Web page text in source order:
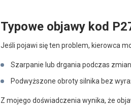
Typowe objawy kod
Jeśli pojawi się ten problem, kierowca
Szarpanie lub drgania podczas
Podwyższone obroty silnika bez
Z mojego doświadczenia wynika, że